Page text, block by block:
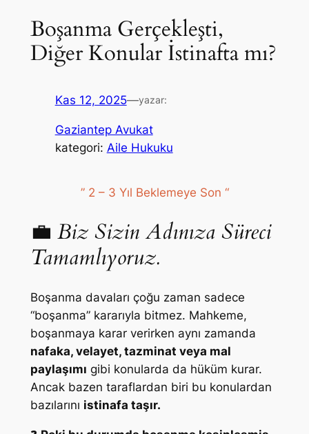
Boşanma Gerçekleşti,
Diğer Konular İstinafta mı?
Kas 12, 2025—yazar:
Gaziantep Avukat
kategori: Aile Hukuku
” 2 – 3 Yıl Beklemeye Son “
💼 Biz Sizin Adınıza Süreci
Tamamlıyoruz.
Boşanma davaları çoğu zaman sadece
“boşanma” kararıyla bitmez. Mahkeme,
boşanmaya karar verirken aynı zamanda
nafaka, velayet, tazminat veya mal
paylaşımı gibi konularda da hüküm kurar.
Ancak bazen taraflardan biri bu konulardan
bazılarını istinafa taşır.